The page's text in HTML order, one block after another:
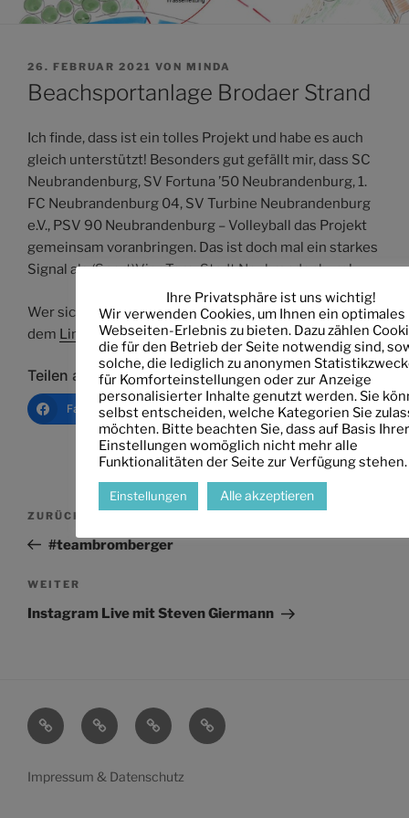
VERÖFFENTLICHT
AM
26. FEBRUAR 2021 VON MINDA
Beachsportanlage Brodaer Strand
Ich finde, dass ist ein tolles Projekt und habe es auch
gleich unterstützt! Besonders gut gefällt mir, dass SC
Neubrandenburg, SV Fortuna ’50 Neubrandenburg, 1.
FC Neubrandenburg 04, SV Turbine Neubrandenburg
e.V., PSV 90 Neubrandenburg – Volleyball das Projekt
gemeinsam voranbringen. Das ist doch mal ein starkes
Signal als (Sport)Vier-Tore-Stadt Neubrandenburg!
Wer sich auch noch einbringen möchte, kann einfach
dem Link folgen.
Teilen auf:
Facebook Email Drucken Link
Beitragsnavigation
Vorheriger
Beitrag
ZURÜCK
#teambromberger
Nächster
Beitrag
WEITER
Instagram Live mit Steven Giermann
StartseiteMein
Leben
Transparenz
Wahlen
Impressum & Datenschutz
Ihre Privatsphäre ist uns wichtig!
Wir verwenden Cookies, um Ihnen ein optimales
Webseiten-Erlebnis zu bieten. Dazu zählen
die für den Betrieb der Seite notwendig sind,
solche, die lediglich zu anonymen
für Komforteinstellungen oder zur Anzeige
personalisierter Inhalte genutzt werden. Sie
selbst entscheiden, welche Kategorien Sie
möchten. Bitte beachten Sie, dass auf Basis Ihrer
Einstellungen womöglich nicht mehr alle
Funktionalitäten der Seite zur Verfügung stehen.
Einstellungen Alle akzeptieren